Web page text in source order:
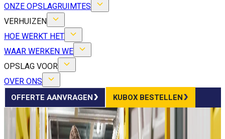
ONZE OPSLAGRUIMTES
VERHUIZEN
HOE WERKT HET
WAAR WERKEN WE
OPSLAG VOOR
OVER ONS
OFFERTE AANVRAGEN KUBOX BESTELLEN